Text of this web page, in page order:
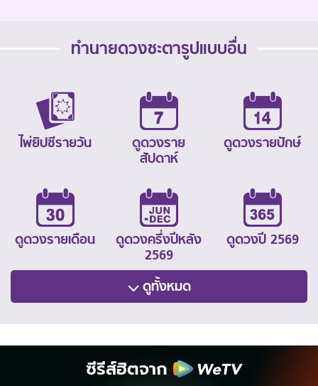
ทำนายดวงชะตารูปแบบอื่น
ไพ่ยิปซีรายวัน
ดูดวงราย
สัปดาห์
ดูดวงรายปักษ์
ดูดวงรายเดือน
ดูดวงครึ่งปีหลัง
2569
ดูดวงปี 2569
ดูทั้งหมด
ซีรีส์ฮิตจาก